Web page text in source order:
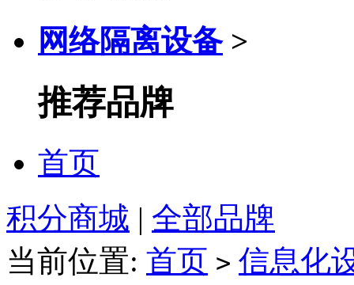
网络隔离设备 >
推荐品牌
首页
积分商城 | 全部品牌
当前位置: 首页 > 信息化